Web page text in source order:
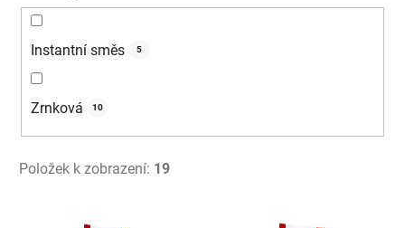
Instantní směs 5
Zrnková 10
Položek k zobrazení: 19